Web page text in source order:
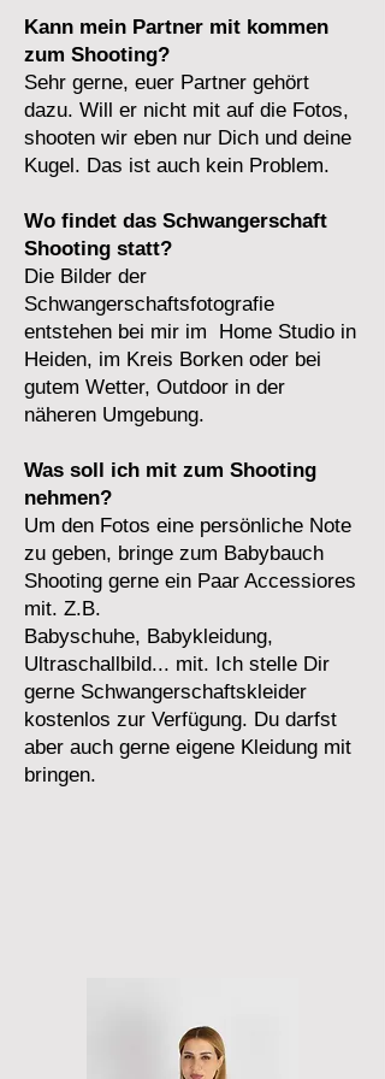
Kann mein Partner mit kommen
zum Shooting?
Sehr gerne, euer Partner gehört
dazu. Will er nicht mit auf die Fotos,
shooten wir eben nur Dich und deine
Kugel. Das ist auch kein Problem.
​Wo findet das Schwangerschaft
Shooting statt?
Die Bilder der
Schwangerschaftsfotografie
entstehen bei mir im Home Studio in
Heiden, im Kreis Borken oder bei
gutem Wetter, Outdoor in der
näheren Umgebung.
Was soll ich mit zum Shooting
nehmen?
Um den Fotos eine persönliche Note
zu geben, bringe zum Babybauch
Shooting gerne ein Paar Accessiores
mit. Z.B.
Babyschuhe, Babykleidung,
Ultraschallbild... mit. Ich stelle Dir
gerne Schwangerschaftskleider
kostenlos zur Verfügung. Du darfst
aber auch gerne eigene Kleidung mit
bringen.